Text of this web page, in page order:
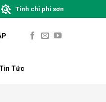
Tính chi phí sơn
Tin Tức